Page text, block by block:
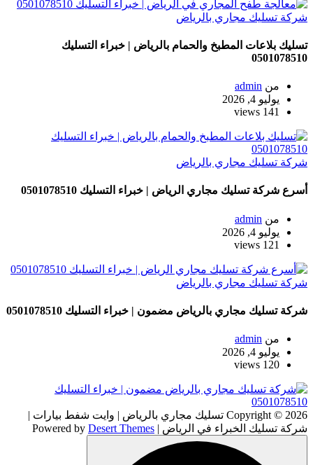
شركة تسليك مجاري بالرياض
تسليك بلاعات المطبخ والحمام بالرياض | خبراء التسليك
0501078510
من admin
يوليو 4, 2026
141 views
شركة تسليك مجاري بالرياض
أسرع شركة تسليك مجاري الرياض | خبراء التسليك 0501078510
من admin
يوليو 4, 2026
121 views
شركة تسليك مجاري بالرياض
شركة تسليك مجاري بالرياض مضمون | خبراء التسليك 0501078510
من admin
يوليو 4, 2026
120 views
Copyright © 2026 تسليك مجاري بالرياض | وايت شفط بيارات |
شركة تسليك الخبراء في الرياض | Powered by Desert Themes